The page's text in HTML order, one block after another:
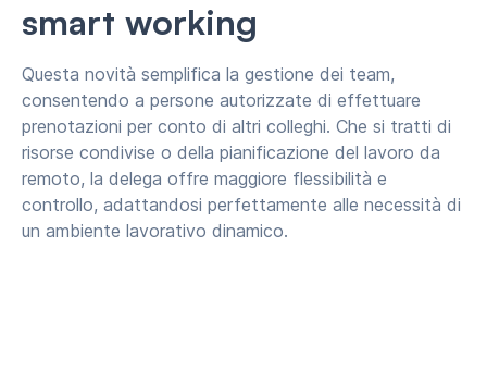
smart working
Questa novità semplifica la gestione dei team,
consentendo a persone autorizzate di effettuare
prenotazioni per conto di altri colleghi. Che si tratti di
risorse condivise o della pianificazione del lavoro da
remoto, la delega offre maggiore flessibilità e
controllo, adattandosi perfettamente alle necessità di
un ambiente lavorativo dinamico.